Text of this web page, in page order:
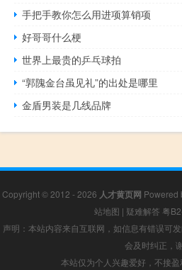
手把手教你怎么用进项算销项
好哥哥什么梗
世界上最贵的乒乓球拍
“郭隗金台虽见礼”的出处是哪里
金盾男装是几线品牌
Copyright © 2012 - 2026 人才黄页网 Powered
站地图 | 疑难解答 粤
声明：本站内容来自互联网，如信息有错误可
会及时纠正，
本站仅为个人兴趣爱好，不接